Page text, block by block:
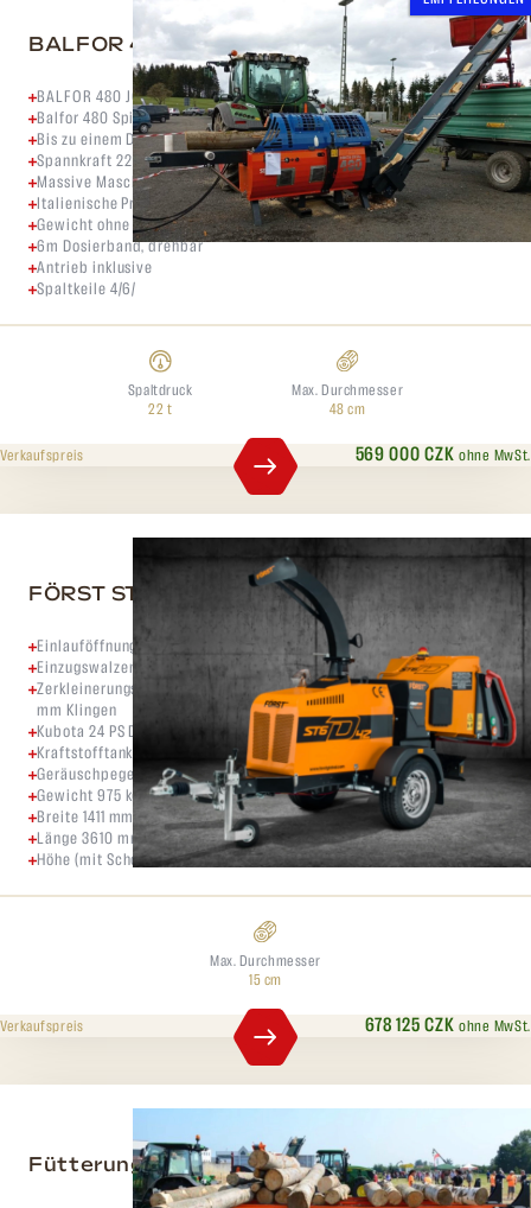
BALFOR 480 JOY
BALFOR 480 JOY - EL, TR, COMBI, Dieselantrieb,
Balfor 480 Spielautomat
Bis zu einem Durchmesser von 48 cm
Spannkraft 22 Tonnen
Massive Maschine
Italienische Produktion
Gewicht ohne Öl 1609 kg
6m Dosierband, drehbar
Antrieb inklusive
Spaltkeile 4/6/
Spaltdruck
22 t
Max. Durchmesser
48 cm
569 000 CZK ohne MwSt.
Verkaufspreis
FÖRST ST6D 24 HP
Einlauföffnung Größe 150 mm x 200 mm
Einzugswalzen-System FörstGrip Einzugswalzen
Zerkleinerungsmethode Offene Scheibe (640 x 25 mm) mit zwei 203
mm Klingen
Kubota 24 PS Dieselmotor Doosan 42 PS Dieselmotor
Kraftstofftankinhalt 30 Liter
Geräuschpegel 122 dB
Gewicht 975 kg/ 1105 kg
Breite 1411 mm
Länge 3610 mm
Höhe (mit Schornstein) 2340 mm
Max. Durchmesser
15 cm
678 125 CZK ohne MwSt.
Verkaufspreis
Fütterungstisch Balfor 3/5